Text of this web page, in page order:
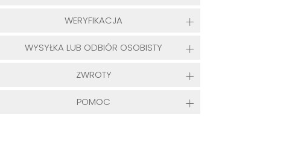
WERYFIKACJA
WYSYŁKA LUB ODBIÓR OSOBISTY
ZWROTY
POMOC